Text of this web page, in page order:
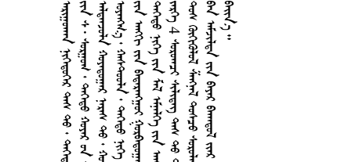
                         4                   